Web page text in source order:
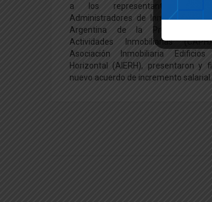
a los representantes de
Administradores de Inmuebles
Argentina de la Propiedad
Actividades Inmobiliarias
Asociación Inmobiliaria
Horizontal (AIERH), presentaron y
nuevo acuerdo de incremento salarial.